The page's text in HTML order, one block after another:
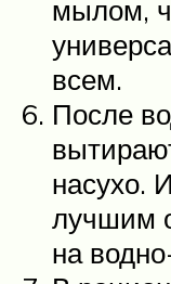
мылом,
всем.
После
насухо.
лучшим
на